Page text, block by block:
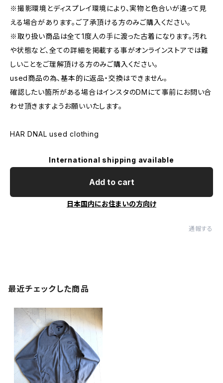
※撮影環境とディスプレイ環境により、実物と色合いが違って見
える場合があります。ご了承頂ける方のみご購入ください。
※取り扱い商品は全て1度人の手に渡った古着になります。汚れ
や状態など、全ての詳細を掲載する事がオンラインストアでは難
しいことをご理解頂ける方のみご購入ください。
used商品の為、基本的に返品・交換はできません。
確認したい箇所がある場合はインスタのDMにて事前にお問い合
わせ頂きますようお願いいたします。
HAR DNAL used clothing
International shipping available
Add to cart
日本国内にお住まいの方向け
通報する
最近チェックした商品